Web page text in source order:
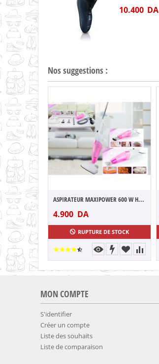
10.400 DA
Nos suggestions :
ASPIRATEUR MAXIPOWER 600 W HVC60-SL1600
4.900 DA
RUPTURE DE STOCK
MON COMPTE
S'identifier
Créer un compte
Liste des souhaits
Liste de comparaison